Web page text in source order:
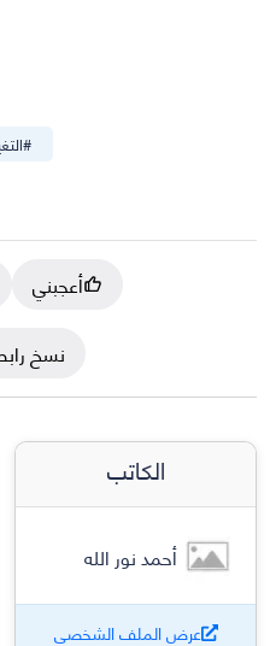
#
أعجبني
نسخ
الكاتب
أحمد نور الله
عرض الملف الشخصي